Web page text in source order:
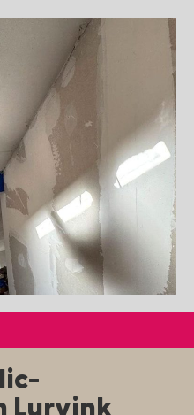
Lurvink